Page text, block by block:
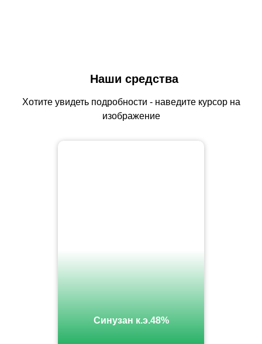
Наши средства
Хотите увидеть подробности - наведите курсор на
изображение
Синузан к.э.48%